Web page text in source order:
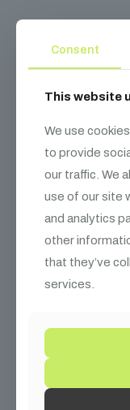
Consent
This website
We use
to provide
our traffic. We
use of our site
and analytics
other
that they’ve
services.